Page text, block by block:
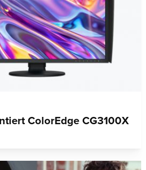
ColorEdge CG3100X